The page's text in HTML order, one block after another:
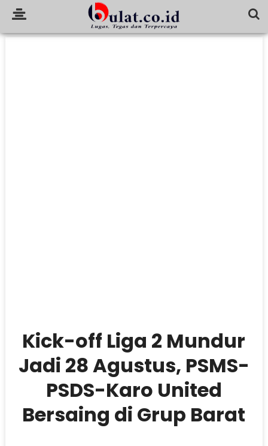
Kick-off Liga 2 Mundur
Jadi 28 Agustus, PSMS-
PSDS-Karo United
Bersaing di Grup Barat